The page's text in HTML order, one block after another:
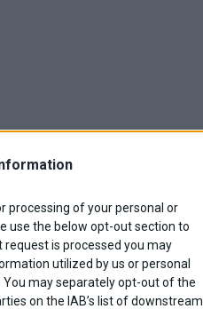
processing of your personal or
use the below opt-out section to
is processed you may
utilized by us or personal
may separately opt-out of the
on the IAB’s list of downstream